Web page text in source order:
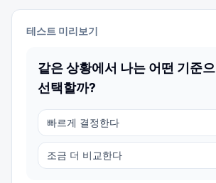
테스트 미리보기
같은 상황에서 나는 어떤 기준
선택할까?
빠르게 결정한다
조금 더 비교한다